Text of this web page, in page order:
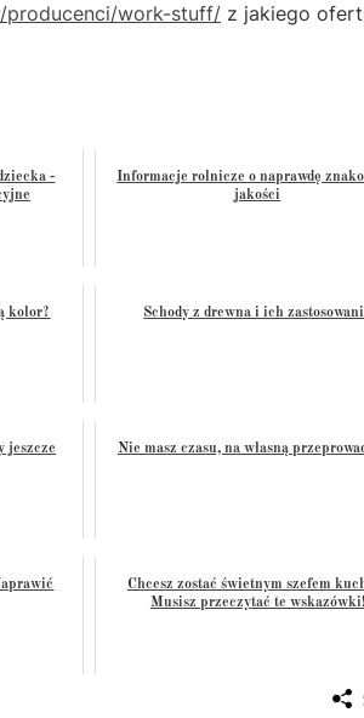
producenci/work-stuff/ z jakiego
-
Informacje rolnicze o naprawdę
jakości
kolor? Schody z drewna i ich
jeszcze
Nie masz czasu, na własną
Chcesz zostać świetnym szefem
Musisz przeczytać te wskazówki!